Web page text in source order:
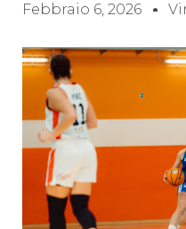
Febbraio 6, 2026